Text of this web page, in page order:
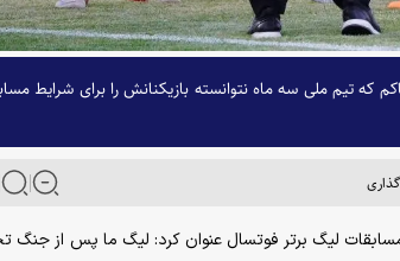
که تیم ملی سه ماه نتوانسته بازیکنانش را برای شرایط
لیگ برتر فوتسال عنوان کرد: لیگ ما پس از جنگ